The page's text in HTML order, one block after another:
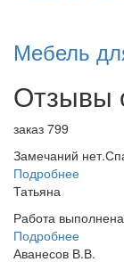
Мебель
Отзывы
заказ 799
Замечаний
Подробнее
Татьяна
Работа
Подробнее
Аванесов В.В.